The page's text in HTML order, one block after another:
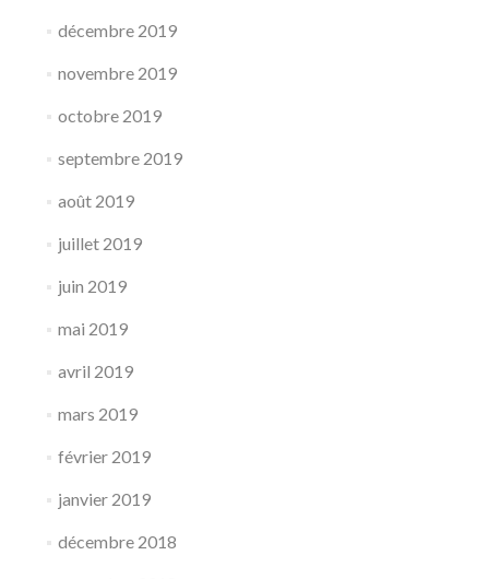
décembre 2019
novembre 2019
octobre 2019
septembre 2019
août 2019
juillet 2019
juin 2019
mai 2019
avril 2019
mars 2019
février 2019
janvier 2019
décembre 2018